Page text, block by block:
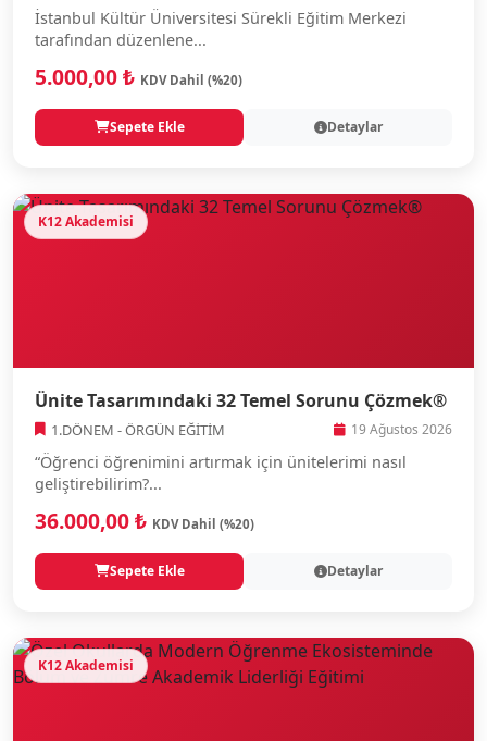
İstanbul Kültür Üniversitesi Sürekli Eğitim Merkezi
tarafından düzenlene...
5.000,00 ₺ KDV Dahil (%20)
Sepete Ekle Detaylar
K12 Akademisi
Ünite Tasarımındaki 32 Temel Sorunu Çözmek®
1.DÖNEM - ÖRGÜN EĞİTİM 19 Ağustos 2026
“Öğrenci öğrenimini artırmak için ünitelerimi nasıl
geliştirebilirim?...
36.000,00 ₺ KDV Dahil (%20)
Sepete Ekle Detaylar
K12 Akademisi